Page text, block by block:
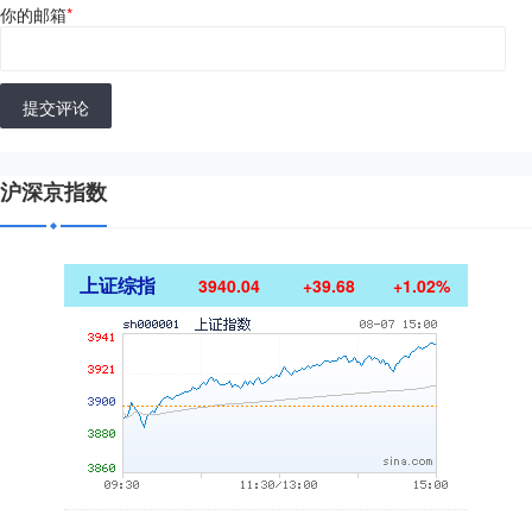
你的邮箱*
提交评论
沪深京指数
上证综指 3940.04 +39.68 +1.02%